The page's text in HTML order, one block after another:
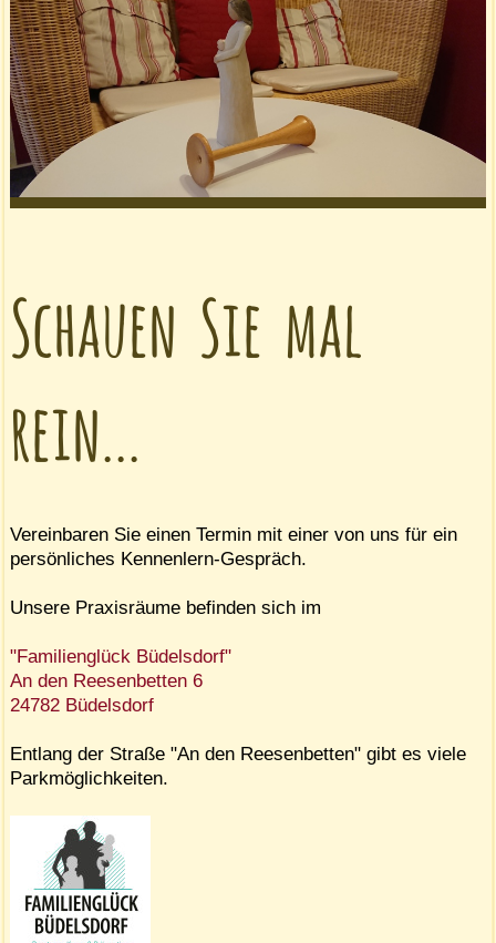
Schauen Sie mal
rein...
Vereinbaren Sie einen Termin mit einer von uns für ein
persönliches Kennenlern-Gespräch.
Unsere Praxisräume befinden sich im
"Familienglück Büdelsdorf"
An den Reesenbetten 6
24782 Büdelsdorf
Entlang der Straße "An den Reesenbetten" gibt es viele
Parkmöglichkeiten.